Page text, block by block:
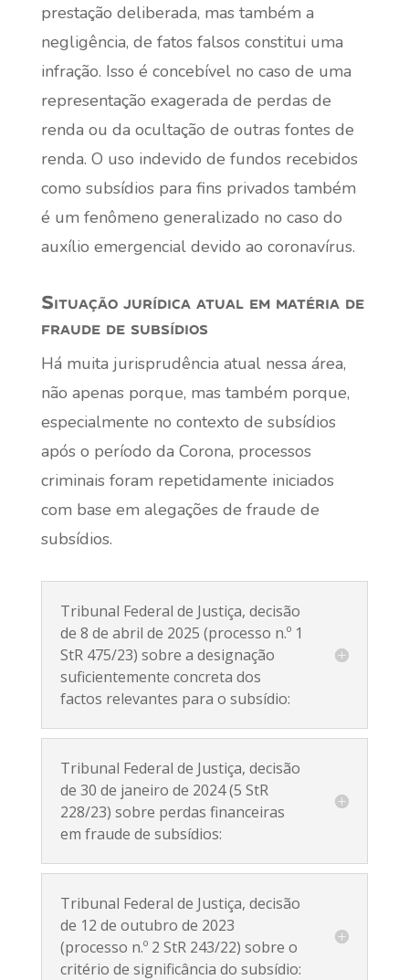
prestação deliberada, mas também a
negligência, de fatos falsos constitui uma
infração. Isso é concebível no caso de uma
representação exagerada de perdas de
renda ou da ocultação de outras fontes de
renda. O uso indevido de fundos recebidos
como subsídios para fins privados também
é um fenômeno generalizado no caso do
auxílio emergencial devido ao coronavírus.
Situação jurídica atual em matéria de
fraude de subsídios
Há muita jurisprudência atual nessa área,
não apenas porque, mas também porque,
especialmente no contexto de subsídios
após o período da Corona, processos
criminais foram repetidamente iniciados
com base em alegações de fraude de
subsídios.
Tribunal Federal de Justiça, decisão
de 8 de abril de 2025 (processo n.º 1
StR 475/23) sobre a designação
suficientemente concreta dos
factos relevantes para o subsídio:
Tribunal Federal de Justiça, decisão
de 30 de janeiro de 2024 (5 StR
228/23) sobre perdas financeiras
em fraude de subsídios:
Tribunal Federal de Justiça, decisão
de 12 de outubro de 2023
(processo n.º 2 StR 243/22) sobre o
critério de significância do subsídio: